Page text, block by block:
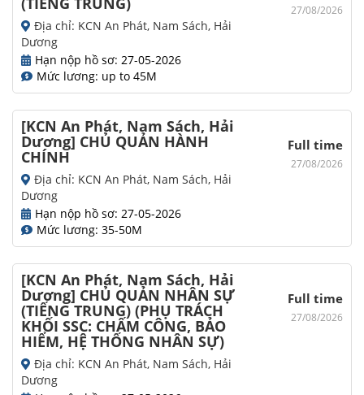
Địa chỉ: KCN An Phát, Nam Sách, Hải
Dương
Hạn nộp hồ sơ: 27-05-2026
Mức lương: up to 45M
27/08/2026
[KCN An Phát, Nam Sách, Hải
Dương] CHỦ QUẢN HÀNH
CHÍNH
Địa chỉ: KCN An Phát, Nam Sách, Hải
Dương
Hạn nộp hồ sơ: 27-05-2026
Mức lương: 35-50M
Full time
27/08/2026
[KCN An Phát, Nam Sách, Hải
Dương] CHỦ QUẢN NHÂN SỰ
(TIẾNG TRUNG) (PHỤ TRÁCH
KHỐI SSC: CHẤM CÔNG, BẢO
HIỂM, HỆ THỐNG NHÂN SỰ)
Địa chỉ: KCN An Phát, Nam Sách, Hải
Dương
Full time
27/08/2026